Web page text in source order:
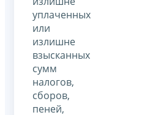
уплаченных
или
излишне
взысканных
сумм
налогов,
сборов,
пеней,